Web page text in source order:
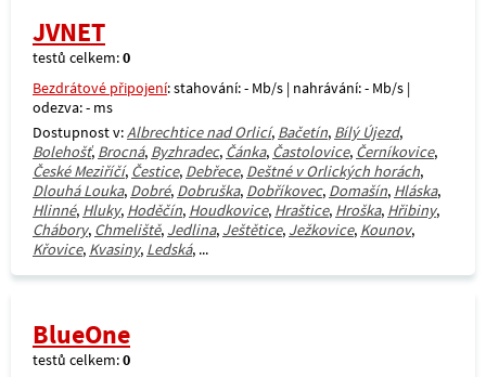
JVNET
testů celkem:0
Bezdrátové připojení: stahování: - Mb/s | nahrávání: - Mb/s |
odezva: - ms
Dostupnost v:Albrechtice nad Orlicí, Bačetín, Bílý Újezd,
Bolehošť, Brocná, Byzhradec, Čánka, Častolovice, Černíkovice,
České Meziříčí, Čestice, Debřece, Deštné v Orlických horách,
Dlouhá Louka, Dobré, Dobruška, Dobříkovec, Domašín, Hláska,
Hlinné, Hluky, Hoděčín, Houdkovice, Hraštice, Hroška, Hřibiny,
Chábory, Chmeliště, Jedlina, Ještětice, Ježkovice, Kounov,
Křovice, Kvasiny, Ledská, ...
BlueOne
testů celkem:0